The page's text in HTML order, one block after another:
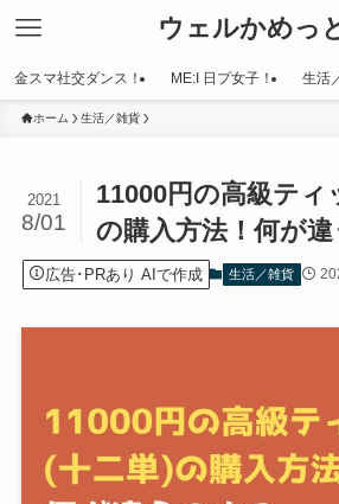
ウェルかめっ
金スマ社交ダンス！ ME:I 日プ女子！ 生活
ホーム 生活／雑貨
11000円の高級ティ
の購入方法！何が違
2021
8/01
広告･PRあり AIで作成 生活／雑貨